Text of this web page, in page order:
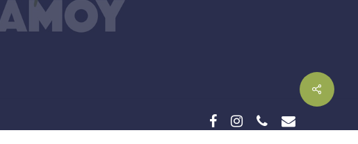
facebookinstagramphoneemail